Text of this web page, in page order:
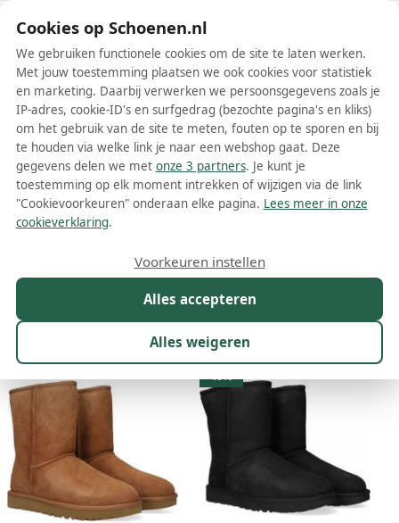
Schoenen.nl
Wis filters Alle filters
UGG dames hoge laarzen
Meer lezen
Model Kleur
11 resultaten:
40%
Cookies op Schoenen.nl
We gebruiken functionele cookies om de site te laten werken.
Met jouw toestemming plaatsen we ook cookies voor statistiek
en marketing. Daarbij verwerken we persoonsgegevens zoals je
IP-adres, cookie-ID's en surfgedrag (bezochte pagina's en kliks)
om het gebruik van de site te meten, fouten op te sporen en bij
te houden via welke link je naar een webshop gaat. Deze
gegevens delen we met onze 3 partners. Je kunt je
toestemming op elk moment intrekken of wijzigen via de link
"Cookievoorkeuren" onderaan elke pagina. Lees meer in onze
cookieverklaring.
Alles accepteren
Alles weigeren
Voorkeuren instellen